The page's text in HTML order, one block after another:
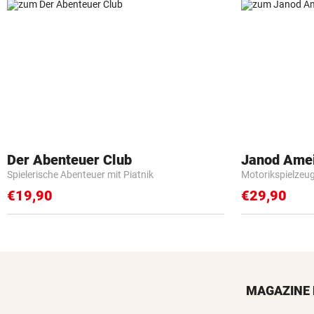
Der Abenteuer Club
Spielerische Abenteuer mit Piatnik
€19,90
Janod
€29,90
MAGAZINE